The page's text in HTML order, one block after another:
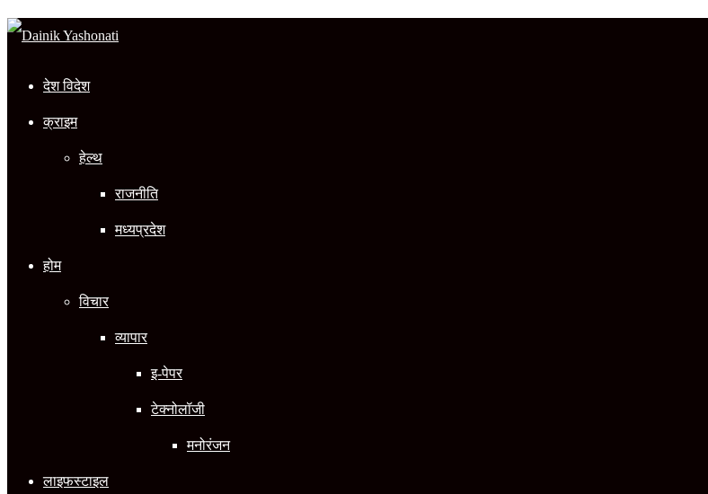
देश विदेश
क्राइम
हेल्थ
राजनीति
मध्यप्रदेश
होम
विचार
व्यापार
इ-पेपर
टेक्नोलॉजी
मनोरंजन
लाइफस्टाइल